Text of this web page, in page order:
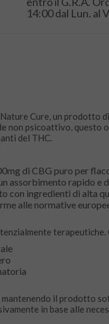
14:00 dal Lun. al
Cure, un prodotto
non psicoattivo,
del THC.
di CBG puro per
assorbimento rapido
con ingredienti di alta
alle normative
terapeutiche.
il prodotto
in base alle